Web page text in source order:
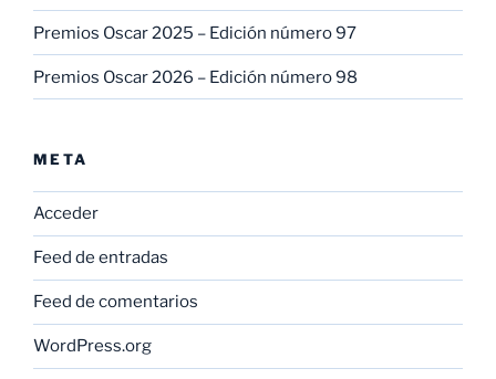
Premios Oscar 2025 – Edición número 97
Premios Oscar 2026 – Edición número 98
META
Acceder
Feed de entradas
Feed de comentarios
WordPress.org